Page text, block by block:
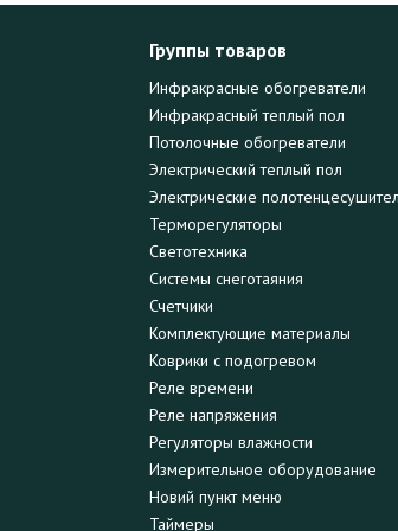
Группы товаров
Инфракрасные обогреватели
Инфракрасный теплый пол
Потолочные обогреватели
Электрический теплый пол
Электрические
Терморегуляторы
Светотехника
Системы снеготаяния
Счетчики
Комплектующие материалы
Коврики с подогревом
Реле времени
Реле напряжения
Регуляторы влажности
Измерительное оборудование
Новий пункт меню
Таймеры